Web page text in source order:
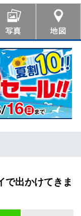
出かけてきま